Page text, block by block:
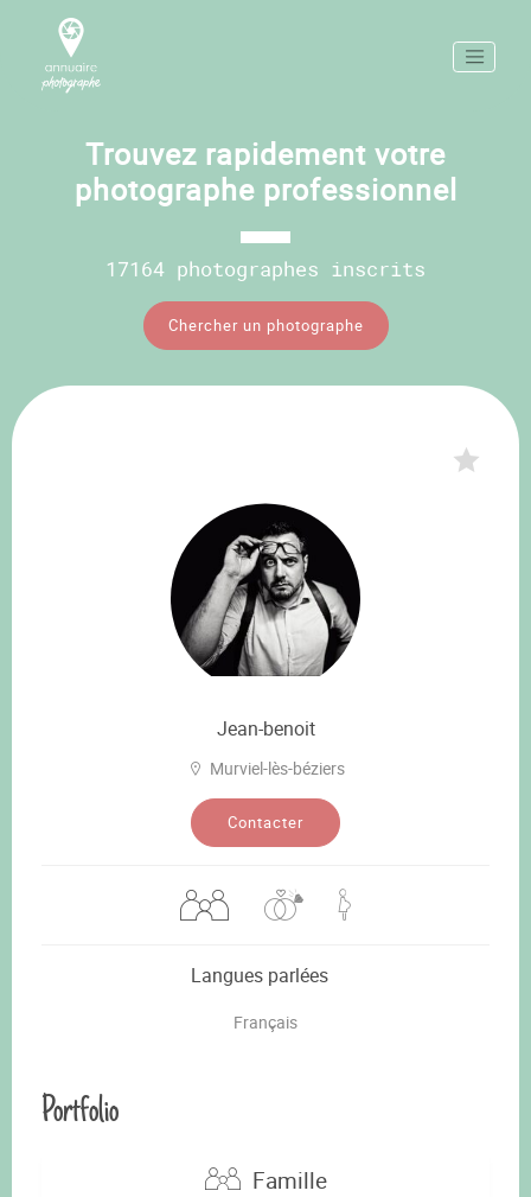
Trouvez rapidement votre
photographe professionnel
17164 photographes inscrits
Chercher un photographe
Jean-benoit
Murviel-lès-béziers
Contacter
Langues parlées
Français
Portfolio
Famille